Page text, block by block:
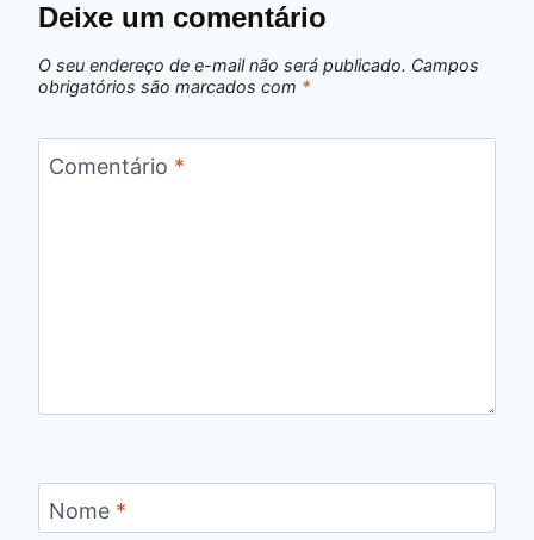
Deixe um comentário
O seu endereço de e-mail não será publicado. Campos
obrigatórios são marcados com *
Comentário *
Nome *